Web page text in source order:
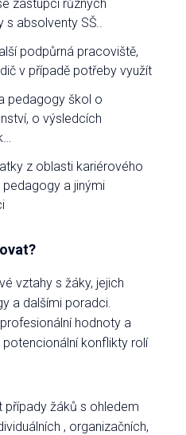
zástupci různých
s absolventy SŠ..
podpůrná pracoviště,
v případě potřeby využít
pedagogy škol o
o výsledcích
z oblasti kariérového
a jinými
vztahy s žáky, jejich
a dalšími poradci.
hodnoty a
konflikty rolí
žáků s ohledem
, organizačních,